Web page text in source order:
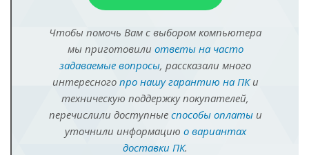
Чтобы помочь Вам с выбором компьютера
мы приготовили ответы на часто
задаваемые вопросы, рассказали много
интересного про нашу гарантию на ПКи
техническую поддержку покупателей,
перечислили доступные способы оплатыи
уточнили информацию о вариантах
доставки ПК.